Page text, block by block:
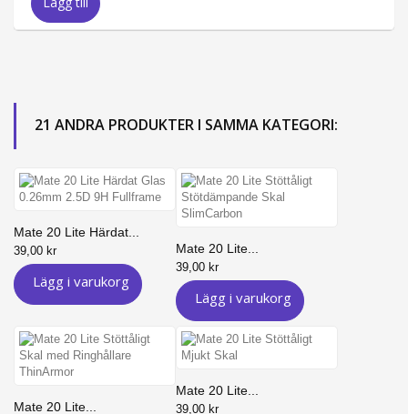
21 ANDRA PRODUKTER I SAMMA KATEGORI:
Mate 20 Lite Härdat...
39,00 kr
Lägg i varukorg
Mate 20 Lite...
39,00 kr
Lägg i varukorg
Mate 20 Lite...
Mate 20 Lite...
39,00 kr